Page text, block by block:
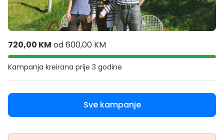
720,00 KM od600,00 KM
Kampanja kreirana prije 3 godine
Sve kampanje